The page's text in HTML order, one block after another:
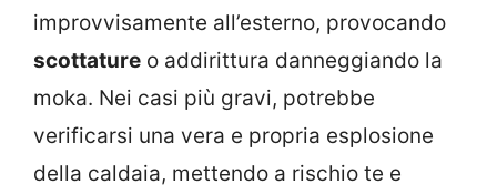
improvvisamente all’esterno, provocando
scottature o addirittura danneggiando la
moka. Nei casi più gravi, potrebbe
verificarsi una vera e propria esplosione
della caldaia, mettendo a rischio te e